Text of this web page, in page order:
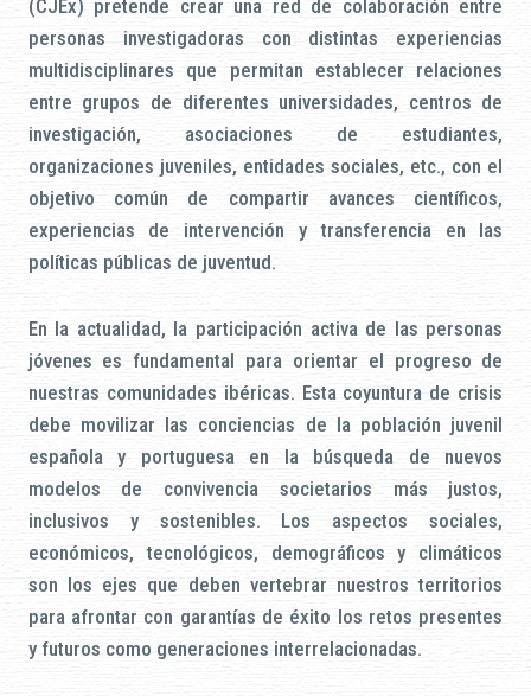
(CJEx) pretende crear una red de colaboración entre
personas investigadoras con distintas experiencias
multidisciplinares que permitan establecer relaciones
entre grupos de diferentes universidades, centros de
investigación, asociaciones de estudiantes,
organizaciones juveniles, entidades sociales, etc., con el
objetivo común de compartir avances científicos,
experiencias de intervención y transferencia en las
políticas públicas de juventud.
En la actualidad, la participación activa de las personas
jóvenes es fundamental para orientar el progreso de
nuestras comunidades ibéricas. Esta coyuntura de crisis
debe movilizar las conciencias de la población juvenil
española y portuguesa en la búsqueda de nuevos
modelos de convivencia societarios más justos,
inclusivos y sostenibles. Los aspectos sociales,
económicos, tecnológicos, demográficos y climáticos
son los ejes que deben vertebrar nuestros territorios
para afrontar con garantías de éxito los retos presentes
y futuros como generaciones interrelacionadas.